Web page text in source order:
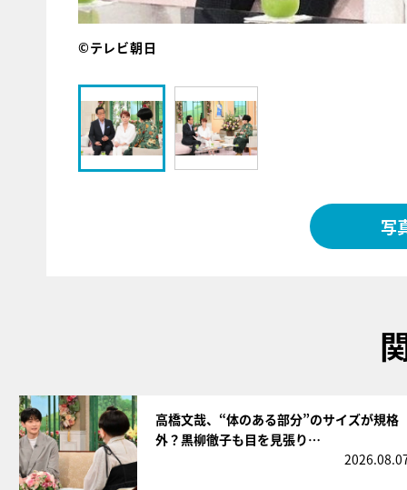
©テレビ朝日
写
高橋文哉、“体のある部分”のサイズが規格
外？黒柳徹子も目を見張り…